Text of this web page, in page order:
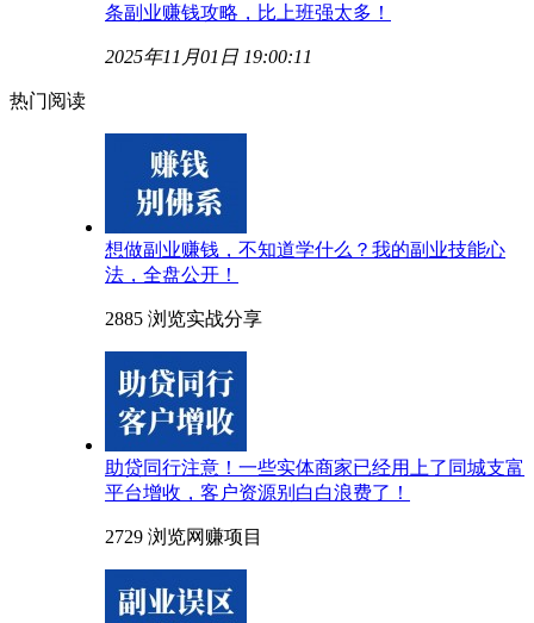
条副业赚钱攻略，比上班强太多！
2025年11月01日 19:00:11
热门阅读
想做副业赚钱，不知道学什么？我的副业技能心
法，全盘公开！
2885 浏览实战分享
助贷同行注意！一些实体商家已经用上了同城支富
平台增收，客户资源别白白浪费了！
2729 浏览网赚项目